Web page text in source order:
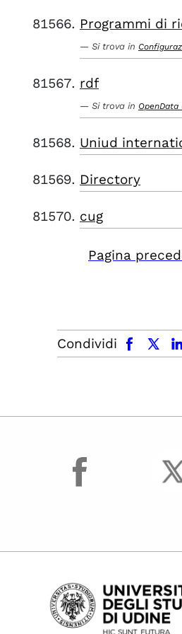
Programmi di
Si trova in
rdf
Si trova in OpenData
Uniud
Directory
cug
Pagina
Condividi
facebook x.com linkedin
facebook